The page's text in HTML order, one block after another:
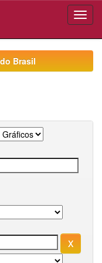
Brasil